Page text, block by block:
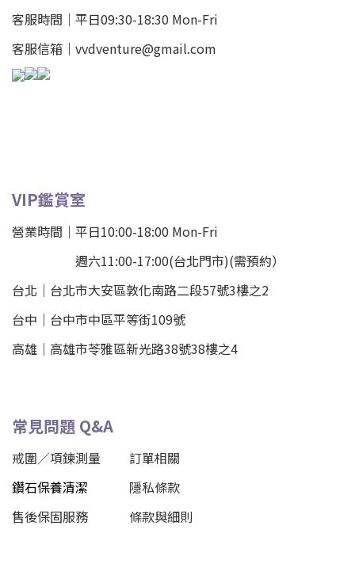
客服時間｜平日09:30-18:30 Mon-Fri
客服信箱｜vvdventure@gmail.com
VIP鑑賞室
營業時間｜平日10:00-18:00 Mon-Fri
週六11:00-17:00(台北門市)(需預約）
台北 ｜ 台北市大安區敦化南路二段57號3樓之2
台中｜ 台中市中區平等街109號
高雄｜ 高雄市苓雅區新光路38號38樓之4
常見問題 Q&A
戒圍／項鍊測量
訂單相關
鑽石保養清潔
隱私條款
售後保固服務
條款與細則